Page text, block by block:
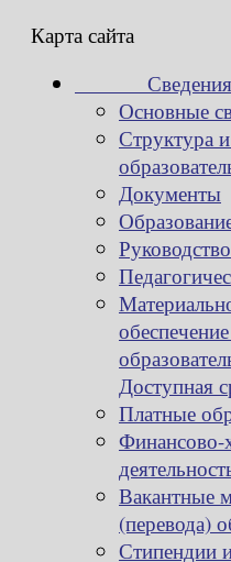
Карта сайта
Основные
Структура
Документы
Руководство
Доступная
Платные
Финансово-
Вакантные
(перевода)
Стипендии